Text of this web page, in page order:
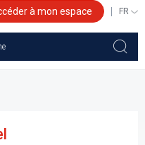
à mon espace
YOUR